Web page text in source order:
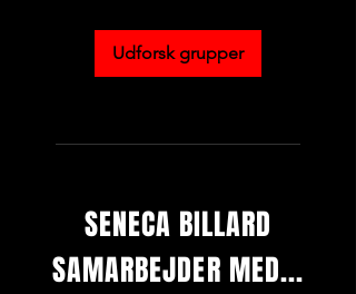
Udforsk grupper
SENECA BILLARD
SAMARBEJDER MED...